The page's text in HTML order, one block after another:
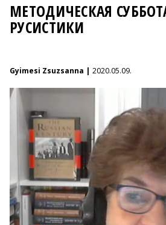
MЕТОДИЧЕСКАЯ
РУСИСТИКИ
Gyimesi Zsuzsanna | 2020.05.09.